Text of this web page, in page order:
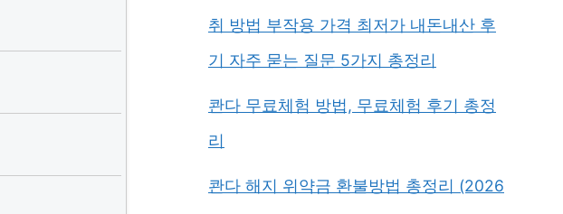
취 방법 부작용 가격 최저가 내돈내산 후
기 자주 묻는 질문 5가지 총정리
콴다 무료체험 방법, 무료체험 후기 총정
리
콴다 해지 위약금 환불방법 총정리 (2026